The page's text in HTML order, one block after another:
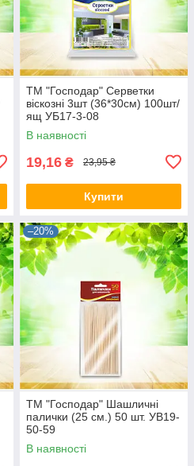
ТМ "Господар" Серветки
віскозні 3шт (36*30см) 100шт/
ящ УБ17-3-08
В наявності
19,16 ₴ 23,95 ₴
Купити
–20%
ТМ "Господар" Шашличні
палички (25 см.) 50 шт. УВ19-
50-59
В наявності